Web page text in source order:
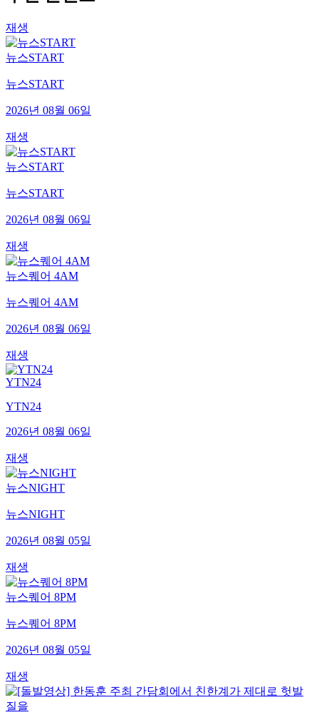
재생
뉴스START
뉴스START
2026년 08월 06일
재생
뉴스START
뉴스START
2026년 08월 06일
재생
뉴스퀘어 4AM
뉴스퀘어 4AM
2026년 08월 06일
재생
YTN24
YTN24
2026년 08월 06일
재생
뉴스NIGHT
뉴스NIGHT
2026년 08월 05일
재생
뉴스퀘어 8PM
뉴스퀘어 8PM
2026년 08월 05일
재생